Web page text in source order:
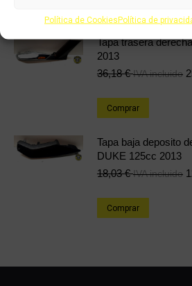
Política de CookiesPolítica de
Tapa trasera
2013
36,18€ IVA incluido
Comprar
Tapa baja deposito
DUKE 125cc 2013
18,03€ IVA incluido
Comprar